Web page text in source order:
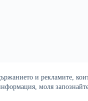
и рекламите,
моля
Политика за